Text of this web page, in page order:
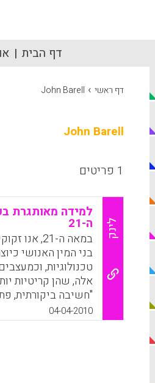
דף הבית
דף ראשי ›
John Barell
John Barell
1 פריטים
לינק
למידה מאותגרת
ה-21
במאה ה-21,
בני המין האנושי
טכנולוגיות,
אלה, שהן קריטיות
"חשיבה ביקורתית,
הכוונה עצמית,
04-04-2010